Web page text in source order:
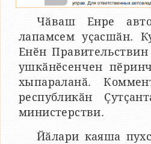
Чӑваш Енре
лапамсем уҫасшӑн.
Енӗн
ушкӑнӗсенчен
хыпараланӑ.
республикӑн
министерстви.
Йӑлари каяша